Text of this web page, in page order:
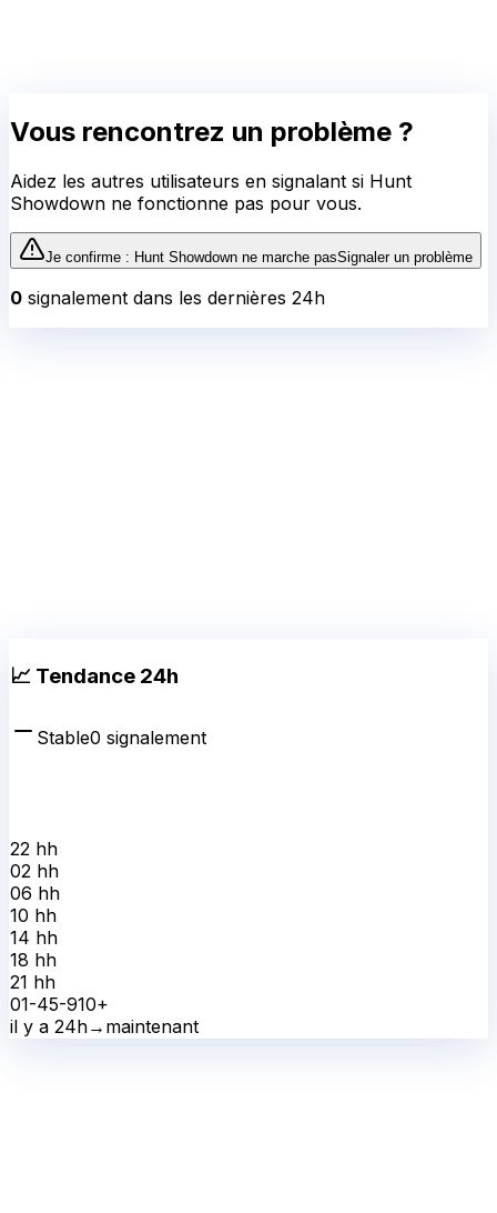
Vous rencontrez un problème ?
Aidez les autres utilisateurs en signalant si Hunt
Showdown ne fonctionne pas pour vous.
Je confirme : Hunt Showdown ne marche pasSignaler un problème
0 signalement dans les dernières 24h
📈 Tendance 24h
Stable0 signalement
22 hh
02 hh
06 hh
10 hh
14 hh
18 hh
21 hh
01-45-910+
il y a 24h→ maintenant